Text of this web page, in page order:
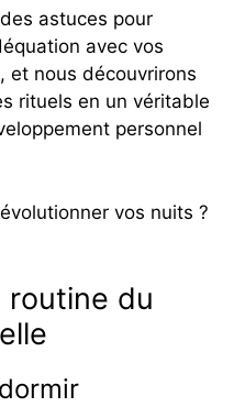
astuces pour
avec vos
et nous découvrirons
rituels en un véritable
personnel
vos nuits ?
routine du